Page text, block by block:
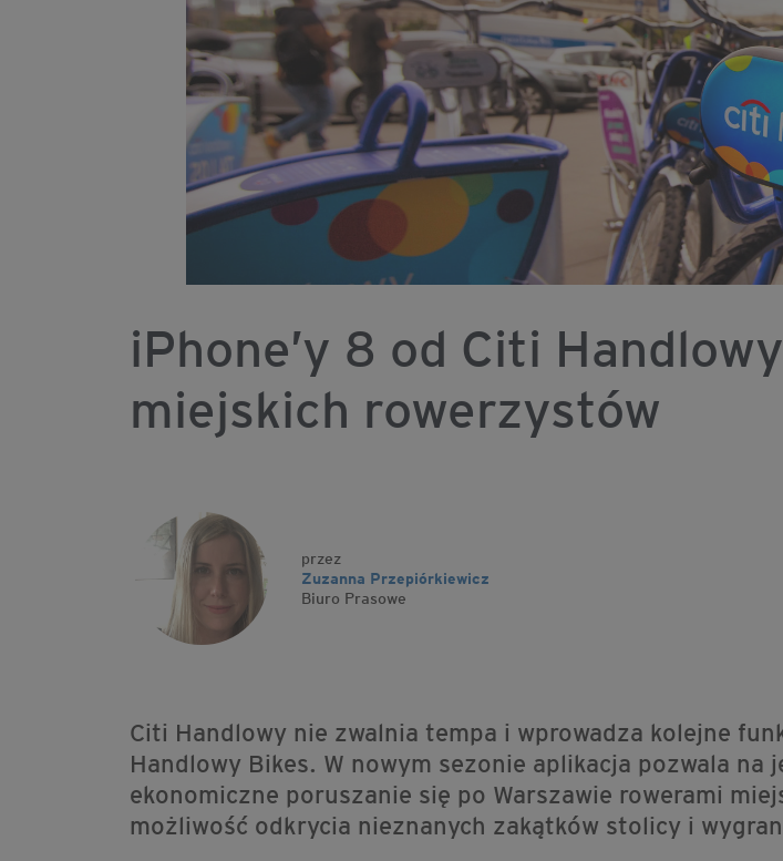
iPhone’y 8 od Citi
miejskich rowerzystów
przez
Zuzanna Przepiórkiewicz
Biuro Prasowe
Citi Handlowy nie zwalnia tempa i wprowadza kolejne
Handlowy Bikes. W nowym sezonie aplikacja pozwala na
ekonomiczne poruszanie się po Warszawie rowerami
możliwość odkrycia nieznanych zakątków stolicy i